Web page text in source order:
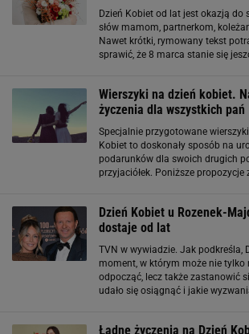
Dzień Kobiet od lat jest okazją do
słów mamom, partnerkom,
Nawet krótki, rymowany tekst
sprawić, że 8 marca stanie się
Wierszyki na dzień kobiet.
życzenia dla wszystkich pań
Specjalnie przygotowane
Kobiet to doskonały sposób na
podarunków dla swoich drugich
przyjaciółek. Poniższe
Dzień Kobiet u Rozenek-
dostaje od lat
TVN w wywiadzie. Jak podkreśla,
moment, w którym może nie tylko
odpocząć, lecz także zastanowić
udało się osiągnąć i jakie
Ładne życzenia na Dzień